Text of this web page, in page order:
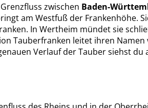
zwischen Baden-
am Westfuß der Frankenhöhe.
In Wertheim mündet sie
Tauberfranken leitet ihren Namen
Verlauf der Tauber siehst du